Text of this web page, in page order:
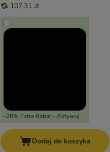
107,31 zł
-20% Extra Rabat - Aktywuj
Dodaj do koszyka